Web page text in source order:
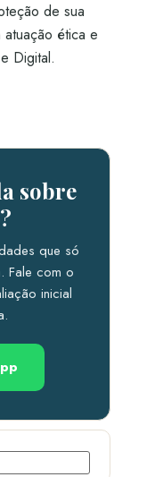
de sua
atuação ética e
Digital.
sobre
que só
Fale com o
inicial